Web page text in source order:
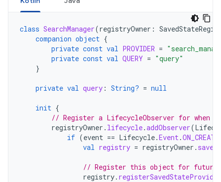
class SearchManager(registryOwner :
companion object {
private const val PROVIDER =
private const val QUERY = "query"
}
private val query : String? = null
init {
// Register a LifecycleObserver for when
registryOwner . lifecycle.addObserver(
if (event == Lifecycle.Event.ON_CREATE
val registry = registryOwner .
// Register this object for future
registry. registerSavedStateProvider